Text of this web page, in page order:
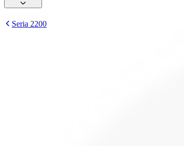
Seria 2200